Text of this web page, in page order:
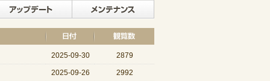
イベント アップデート
2025-09-30 2879
2025-09-26 2992